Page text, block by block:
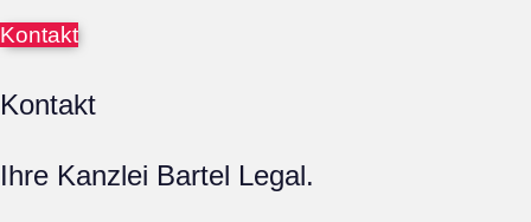
Kontakt
Kontakt
Ihre Kanzlei Bartel Legal.